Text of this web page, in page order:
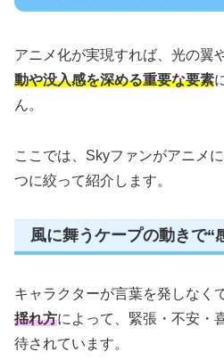
アニメ化が実現すれば、光の翼
動や没入感を深める重要な要素
ん。
ここでは、Skyファンがアニメ
つに絞って紹介します。
風に舞うケープの動きで“
キャラクターが言葉を発しなく
揺れ方によって、緊張・不安・
待されています。